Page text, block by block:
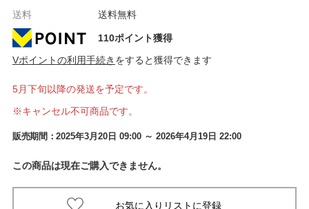
送料
送料無料
110ポイント獲得
Vポイントの利用手続き をすると獲得できます
5月下旬以降の発送を予定です。
※キャンセル不可商品です。
販売期間：2025年3月20日 09:00 ～ 2026年4月19日 22:00
この商品は現在ご購入できません。